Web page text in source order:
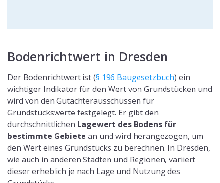
Bodenrichtwert in Dresden
Der Bodenrichtwert ist (§ 196 Baugesetzbuch) ein
wichtiger Indikator für den Wert von Grundstücken und
wird von den Gutachterausschüssen für
Grundstückswerte festgelegt. Er gibt den
durchschnittlichen Lagewert des Bodens für
bestimmte Gebiete an und wird herangezogen, um
den Wert eines Grundstücks zu berechnen. In Dresden,
wie auch in anderen Städten und Regionen, variiert
dieser erheblich je nach Lage und Nutzung des